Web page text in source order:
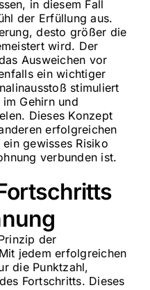
in diesem Fall
der Erfüllung aus.
desto größer die
wird. Der
Ausweichen vor
ein wichtiger
stimuliert
Gehirn und
Dieses Konzept
erfolgreichen
gewisses Risiko
verbunden ist.
der
jedem erfolgreichen
die Punktzahl,
Fortschritts. Dieses